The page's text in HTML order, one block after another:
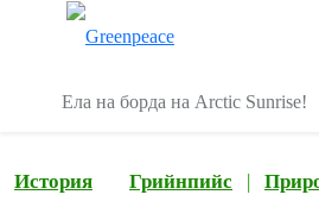
Ела на борда на Arctic Sunrise!
История Грийнпийс |